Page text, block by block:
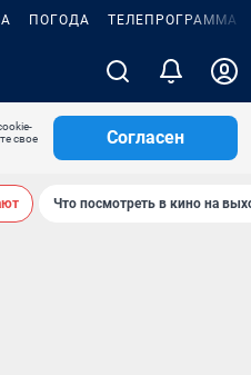
ПОГОДА ТЕЛЕПРОГРАММА
свое
Согласен
Что посмотреть в кино на